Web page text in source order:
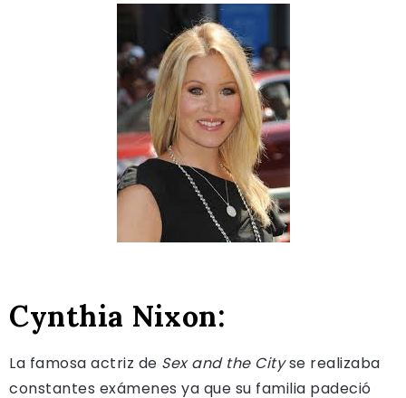
Cynthia Nixon:
La famosa actriz de Sex and the Cityse realizaba
constantes exámenes ya que su familia padeció